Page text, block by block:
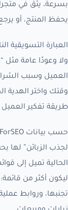
بسرعة، يثق في
يحفظ المنتج، أو
العبارة التسويقية
ولا وعودًا عامة مثل
العميل وسبب
وقتك واختر الهدية
طريقة تفكير العميل
الحالية تميل إلى
ليكون أكثر من
تجنبها، وروابط